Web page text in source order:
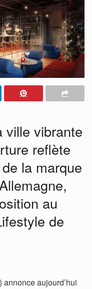
vibrante
reflète
la marque
au
de
annonce aujourd’hui